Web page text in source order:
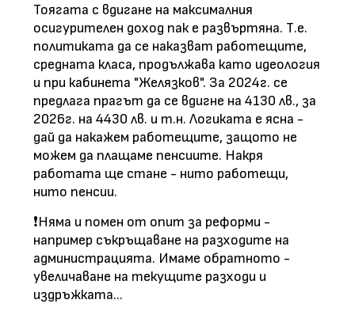
Тоягата с вдигане на максималния
осигурителен доход пак е развъртяна. Т.е.
политиката да се наказват работещите,
средната класа, продължава като идеология
и при кабинета "Желязков". За 2024г. се
предлага прагът да се вдигне на 4130 лв., за
2026г. на 4430 лв. и т.н. Логиката е ясна -
дай да накажем работещите, защото не
можем да плащаме пенсиите. Накря
работата ще стане - нито работещи,
нито пенсии.
❗️Няма и помен от опит за реформи -
например съкръщаване на разходите на
администрацията. Имаме обратното -
увеличаване на текущите разходи и
издръжката...